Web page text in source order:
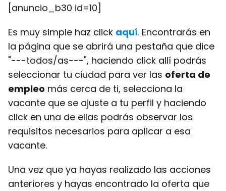
[anuncio_b30 id=10]
Es muy simple haz click aquí. Encontrarás en
la página que se abrirá una pestaña que dice
"---todos/as---", haciendo click allí podrás
seleccionar tu ciudad para ver las oferta de
empleo más cerca de ti, selecciona la
vacante que se ajuste a tu perfil y haciendo
click en una de ellas podrás observar los
requisitos necesarios para aplicar a esa
vacante.
Una vez que ya hayas realizado las acciones
anteriores y hayas encontrado la oferta que